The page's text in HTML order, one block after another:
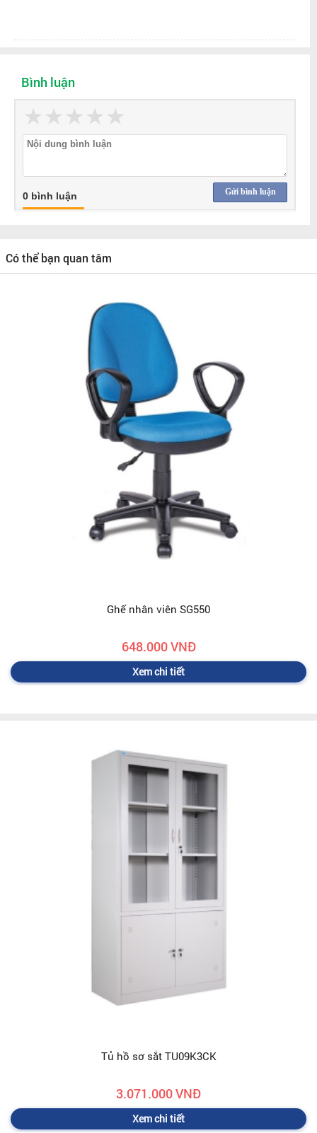
Bình luận
★
★
★
★
★
Gửi bình luận
0 bình luận
Có thể bạn quan tâm
Ghế nhân viên SG550
648.000 VNĐ
Xem chi tiết
Tủ hồ sơ sắt TU09K3CK
3.071.000 VNĐ
Xem chi tiết